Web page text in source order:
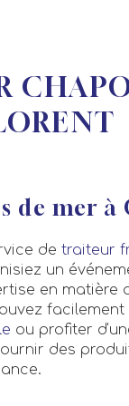
de mer à
de traiteur
un
en matière
facilement
ou profiter
des